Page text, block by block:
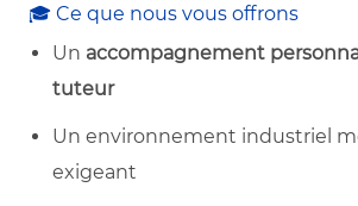
🎓 Ce que nous vous offrons
Un accompagnement
tuteur
Un environnement industriel
exigeant